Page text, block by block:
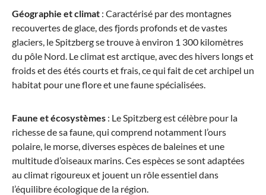
Géographie et climat : Caractérisé par des montagnes
recouvertes de glace, des fjords profonds et de vastes
glaciers, le Spitzberg se trouve à environ 1 300 kilomètres
du pôle Nord. Le climat est arctique, avec des hivers longs et
froids et des étés courts et frais, ce qui fait de cet archipel un
habitat pour une flore et une faune spécialisées.
Faune et écosystèmes : Le Spitzberg est célèbre pour la
richesse de sa faune, qui comprend notamment l’ours
polaire, le morse, diverses espèces de baleines et une
multitude d’oiseaux marins. Ces espèces se sont adaptées
au climat rigoureux et jouent un rôle essentiel dans
l’équilibre écologique de la région.